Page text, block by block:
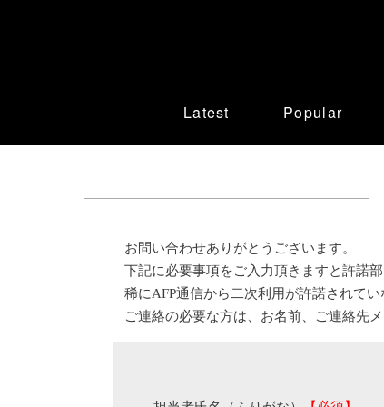
Latest Popular
お問い合わせありがとうございます。
下記に必要事項をご入力頂きますと許諾
稀にAFP通信から二次利用が許諾されて
ご連絡の必要な方は、お名前、ご連絡先